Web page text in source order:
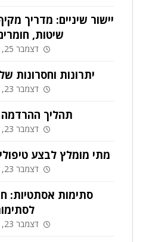
יישור שיניים: מדריך
שיטות,
דצמבר 25, 2024
יתרונות וחסרונות
דצמבר 23, 2024
תהליך
דצמבר 23, 2024
מתי מומלץ לבצע
דצמבר 23, 2024
סתימות אסתטיות:
דצמבר 23, 2024